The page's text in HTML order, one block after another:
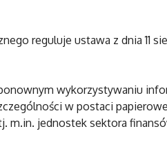
reguluje ustawa z dnia 11
wykorzystywaniu
w postaci
jednostek sektora